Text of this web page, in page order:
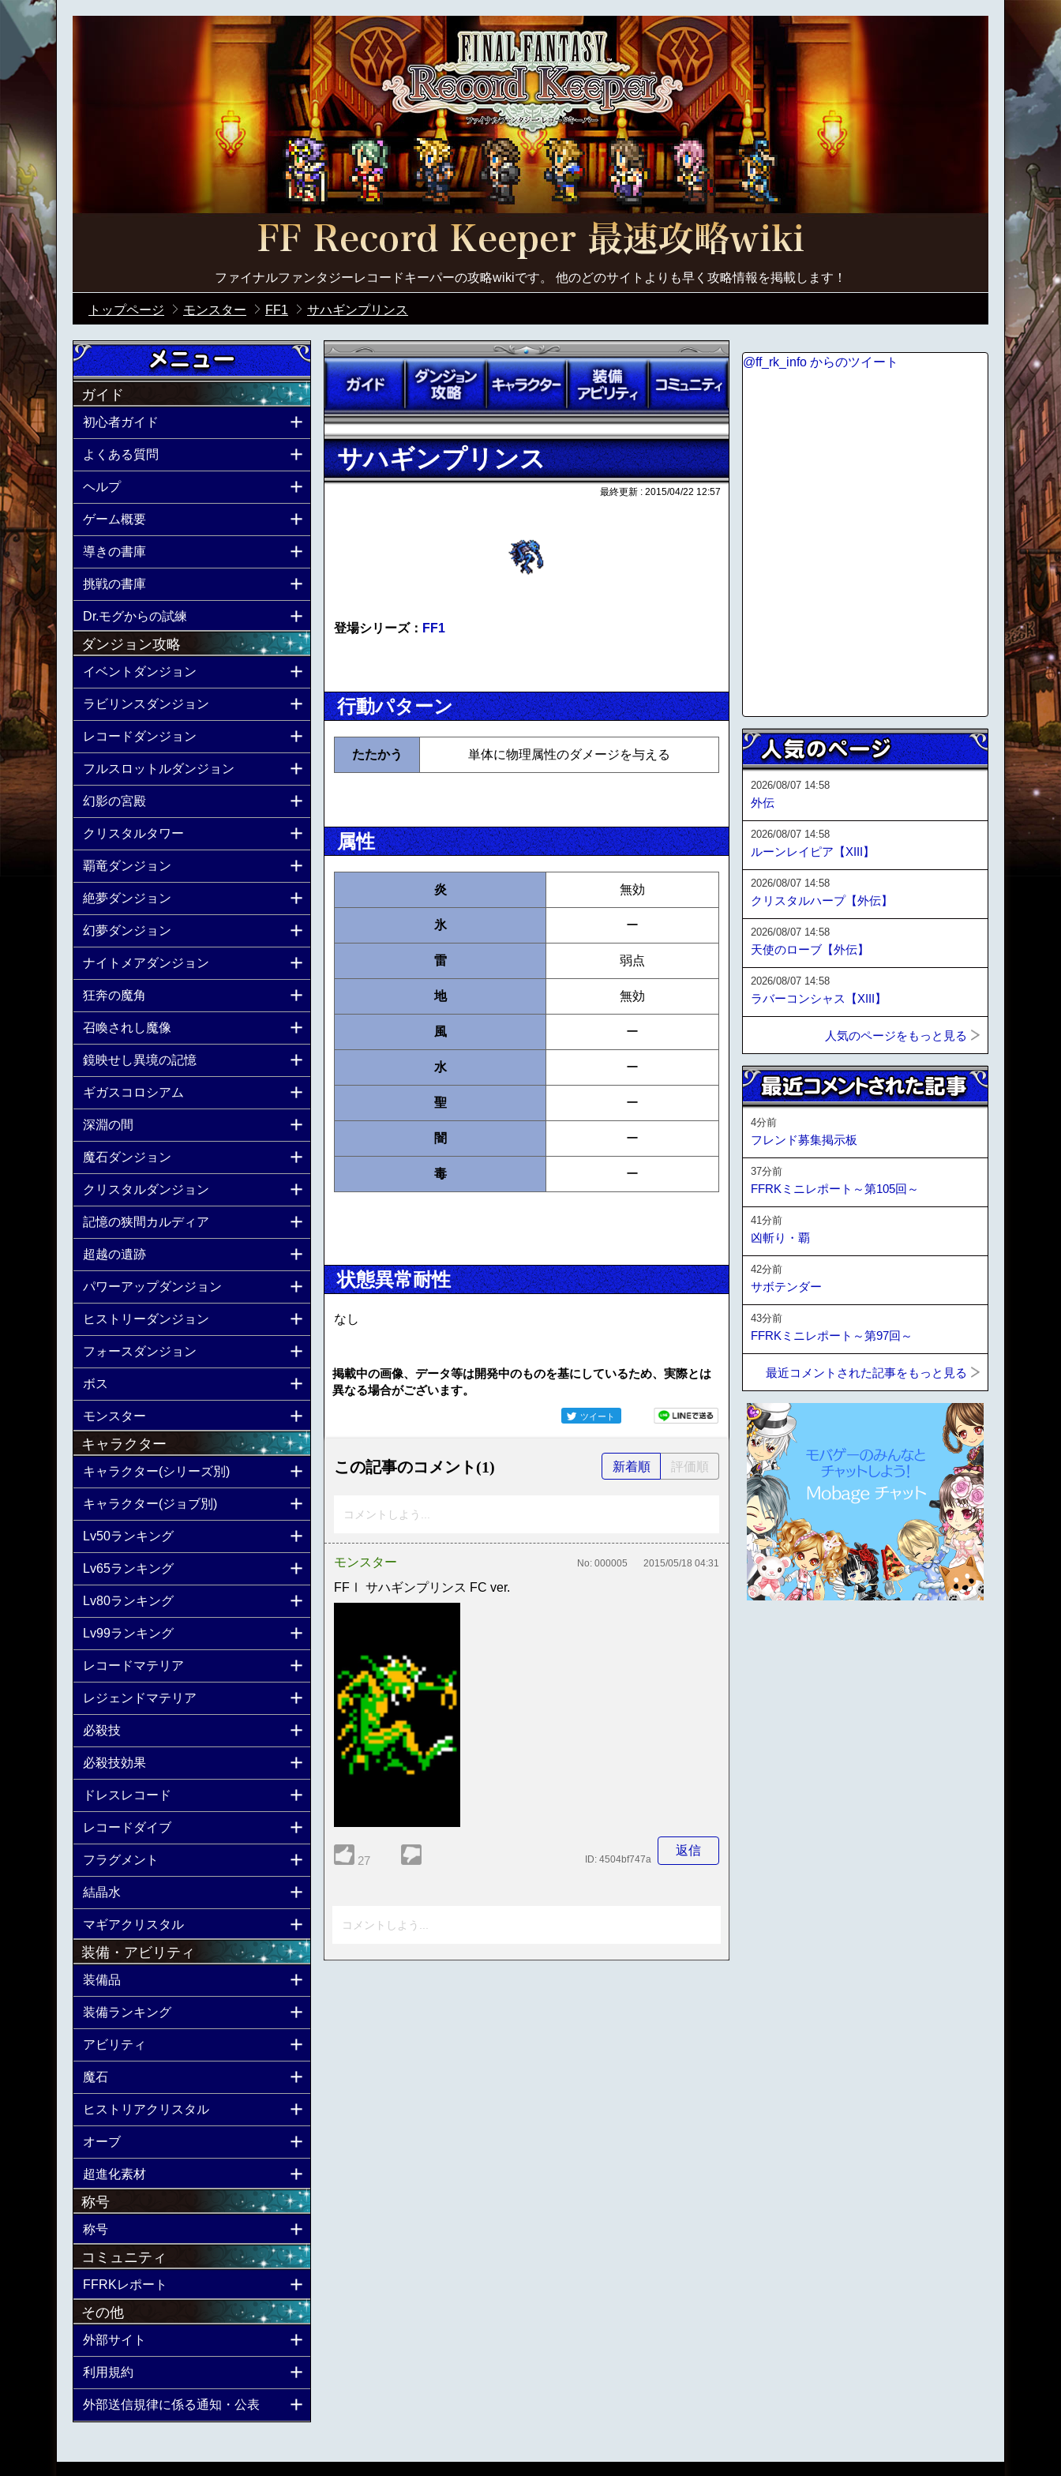
ファイナルファンタジーレコードキーパーの攻略wikiです。 他のどのサイトよりも早く攻略情報を掲載します！
トップページ モンスター FF1 サハギンプリンス
サハギンプリンス
最終更新 : 2015/04/22 12:57
登場シリーズ： FF1
行動パターン
たたかう 単体に物理属性のダメージを与える
属性
炎 無効
氷 ー
雷 弱点
地 無効
風 ー
水 ー
聖 ー
闇 ー
毒 ー
状態異常耐性
なし
掲載中の画像、データ等は開発中のものを基にしているため、実際とは
異なる場合がございます。
ツイート
この記事のコメント(1) 新着順 評価順
コメントしよう...
モンスター No: 000005 2015/05/18 04:31
FFⅠ サハギンプリンス FC ver.
27
返信
ID: 4504bf747a
コメントしよう...
ガイド
初心者ガイド
よくある質問
ヘルプ
ゲーム概要
導きの書庫
挑戦の書庫
Dr.モグからの試練
ダンジョン攻略
イベントダンジョン
ラビリンスダンジョン
レコードダンジョン
フルスロットルダンジョン
幻影の宮殿
クリスタルタワー
覇竜ダンジョン
絶夢ダンジョン
幻夢ダンジョン
ナイトメアダンジョン
狂奔の魔角
召喚されし魔像
鏡映せし異境の記憶
ギガスコロシアム
深淵の間
魔石ダンジョン
クリスタルダンジョン
記憶の狭間カルディア
超越の遺跡
パワーアップダンジョン
ヒストリーダンジョン
フォースダンジョン
ボス
モンスター
キャラクター
キャラクター(シリーズ別)
キャラクター(ジョブ別)
Lv50ランキング
Lv65ランキング
Lv80ランキング
Lv99ランキング
レコードマテリア
レジェンドマテリア
必殺技
必殺技効果
ドレスレコード
レコードダイブ
フラグメント
結晶水
マギアクリスタル
装備・アビリティ
装備品
装備ランキング
アビリティ
魔石
ヒストリアクリスタル
オーブ
超進化素材
称号
称号
コミュニティ
FFRKレポート
その他
外部サイト
利用規約
外部送信規律に係る通知・公表
@ff_rk_info からのツイート
2026/08/07 14:58
外伝
2026/08/07 14:58
ルーンレイピア【XIII】
2026/08/07 14:58
クリスタルハープ【外伝】
2026/08/07 14:58
天使のローブ【外伝】
2026/08/07 14:58
ラバーコンシャス【XIII】
人気のページをもっと見る
4分前
フレンド募集掲示板
37分前
FFRKミニレポート～第105回～
41分前
凶斬り・覇
42分前
サボテンダー
43分前
FFRKミニレポート～第97回～
最近コメントされた記事をもっと見る